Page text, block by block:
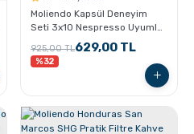
Moliendo Kapsül Deneyim
Seti 3x10 Nespresso Uyumlu
Alüminyum Kapsül 30 Adet
925,00 TL629,00 TL
%32